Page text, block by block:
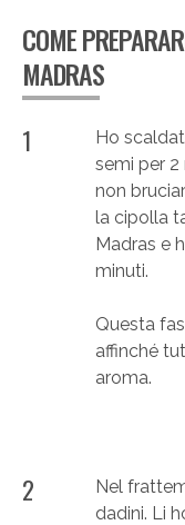
COME
MADRAS
1
Ho
semi per
non
la cipolla
Madras e
minuti.
Questa
affinché
aroma.
2
Nel
dadini. Li